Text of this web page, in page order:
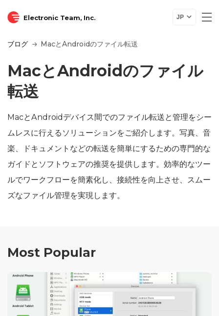
Electronic Team, Inc. JP
ブログ MacとAndroidのファイル転送
MacとAndroidのファイル
転送
MacとAndroidデバイス間でのファイル転送と管理をシー
ムレスに行えるソリューションをご紹介します。写真、音
楽、ドキュメントなどの転送を簡単にするための専門的な
ガイドとソフトウェアの推奨を提供します。効率的なツー
ルでワークフローを簡素化し、接続性を向上させ、スムー
ズなファイル管理を実現します。
Most Popular